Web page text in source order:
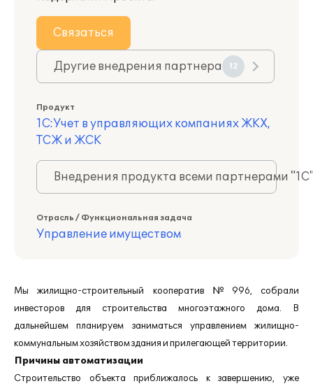
Связаться
Другие внедрения партнера 12
Продукт
1С:Учет в управляющих компаниях ЖКХ,
ТСЖ и ЖСК
Внедрения продукта всеми партнерами
Отрасль / Функциональная задача
Управление имуществом
Мы жилищно-строительный кооператив №996, собрали
инвесторов для строительства многоэтажного дома. В
дальнейшем планируем заниматься управлением жилищно-
коммунальным хозяйством здания и прилегающей территории.
Причины автоматизации
Строительство объекта приближалось к завершению, уже